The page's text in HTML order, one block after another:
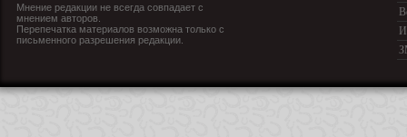
Мнение редакции не всегда совпадает с
мнением авторов.
Перепечатка материалов возможна только с
письменного разрешения редакции.